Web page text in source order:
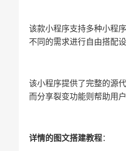
该款小程序支持多种小程
不同的需求进行自由搭配
该小程序提供了完整的源
而分享裂变功能则帮助用
详情的图文搭建教程：